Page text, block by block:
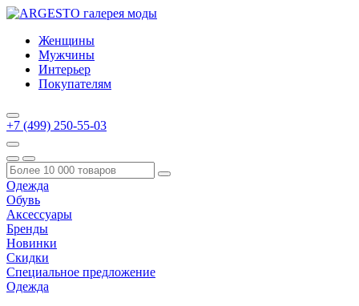
Женщины
Мужчины
Интерьер
Покупателям
+7 (499) 250-55-03
Одежда
Обувь
Аксессуары
Бренды
Новинки
Скидки
Специальное предложение
Одежда